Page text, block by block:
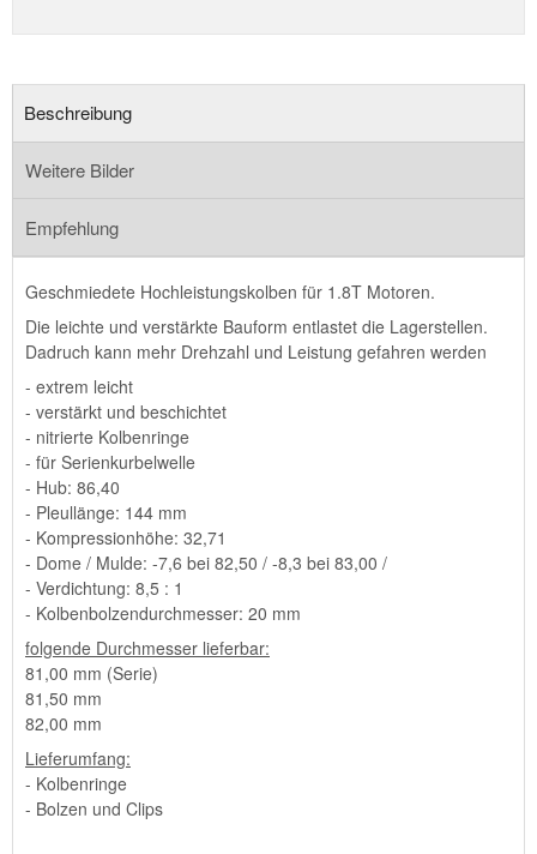
Beschreibung
Weitere Bilder
Empfehlung
Geschmiedete Hochleistungskolben für 1.8T Motoren.
Die leichte und verstärkte Bauform entlastet die Lagerstellen.
Dadruch kann mehr Drehzahl und Leistung gefahren werden
- extrem leicht
- verstärkt und beschichtet
- nitrierte Kolbenringe
- für Serienkurbelwelle
- Hub: 86,40
- Pleullänge: 144 mm
- Kompressionhöhe: 32,71
- Dome / Mulde: -7,6 bei 82,50 / -8,3 bei 83,00 /
- Verdichtung: 8,5 : 1
- Kolbenbolzendurchmesser: 20 mm
folgende Durchmesser lieferbar:
81,00 mm (Serie)
81,50 mm
82,00 mm
Lieferumfang:
- Kolbenringe
- Bolzen und Clips